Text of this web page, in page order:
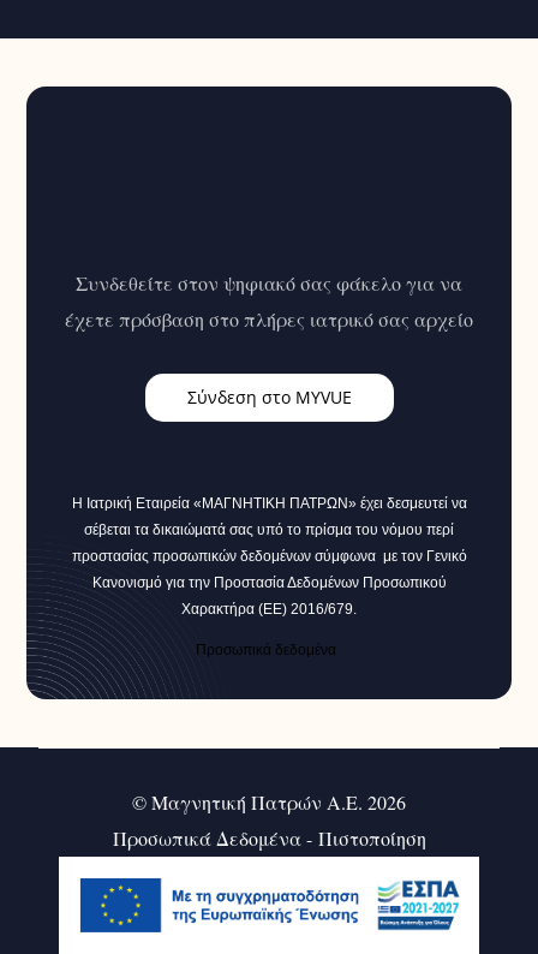
Συνδεθείτε στον ψηφιακό σας φάκελο για να
έχετε πρόσβαση στο πλήρες ιατρικό σας αρχείο
Σύνδεση στο MYVUE
Η Ιατρική Εταιρεία «ΜΑΓΝΗΤΙΚΗ ΠΑΤΡΩΝ» έχει δεσμευτεί να
σέβεται τα δικαιώματά σας υπό το πρίσμα του νόμου περί
προστασίας προσωπικών δεδομένων σύμφωνα με τον Γενικό
Κανονισμό για την Προστασία Δεδομένων Προσωπικού
Χαρακτήρα (ΕΕ) 2016/679.
Προσωπικά δεδομένα
© Μαγνητική Πατρών Α.Ε. 2026
Προσωπικά Δεδομένα- Πιστοποίηση